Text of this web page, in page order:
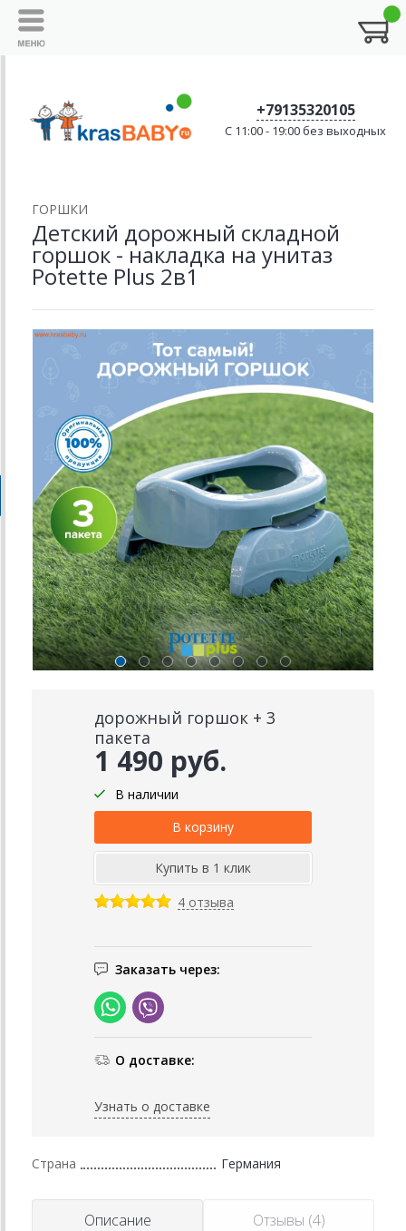
+79135320105
C 11:00 - 19:00 без выходных
ГОРШКИ
Детский дорожный складной
горшок - накладка на унитаз
Potette Plus 2в1
дорожный горшок + 3
пакета
1 490 руб.
В наличии
4 отзыва
Заказать через:
О доставке:
Узнать о доставке
Страна Германия
Описание Отзывы (4)